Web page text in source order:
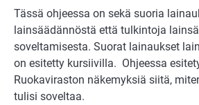
Tässä ohjeessa on sekä suoria
lainsäädännöstä että tulkintoja
soveltamisesta. Suorat lainaukset
on esitetty kursiivilla. Ohjeessa
Ruokaviraston näkemyksiä siitä,
tulisi soveltaa.